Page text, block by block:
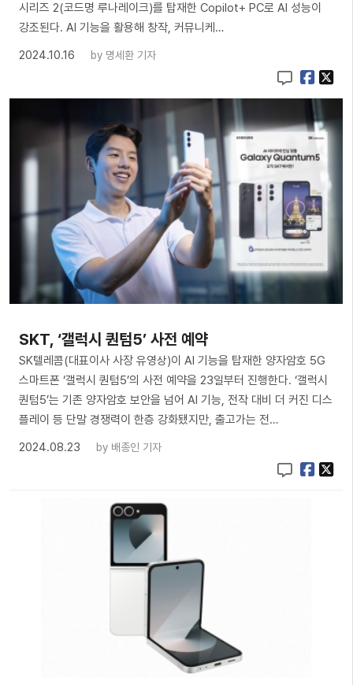
시리즈 2(코드명 루나레이크)를 탑재한 Copilot+ PC로 AI 성능이
강조된다. AI 기능을 활용해 창작, 커뮤니케…
2024.10.16
by 명세환 기자
SKT, ‘갤럭시 퀀텀5’ 사전 예약
SK텔레콤(대표이사 사장 유영상)이 AI 기능을 탑재한 양자암호 5G
스마트폰 ‘갤럭시 퀀텀5’의 사전 예약을 23일부터 진행한다. ‘갤럭시
퀀텀5’는 기존 양자암호 보안을 넘어 AI 기능, 전작 대비 더 커진 디스
플레이 등 단말 경쟁력이 한층 강화됐지만, 출고가는 전…
2024.08.23
by 배종인 기자